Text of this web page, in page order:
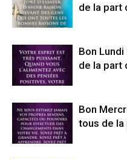
de la part
Bon
de la part
Bon
tous de la